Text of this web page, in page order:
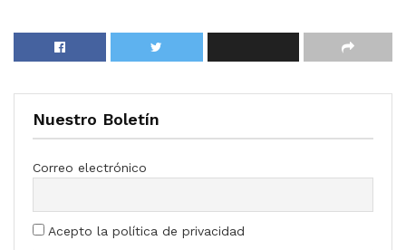
Nuestro Boletín
Correo electrónico
Acepto la política de privacidad